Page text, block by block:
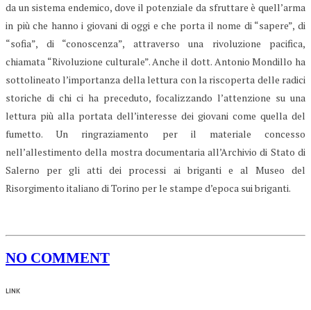
da un sistema endemico, dove il potenziale da sfruttare è quell’arma
in più che hanno i giovani di oggi e che porta il nome di “sapere”, di
“sofia”, di “conoscenza”, attraverso una rivoluzione pacifica,
chiamata “Rivoluzione culturale”. Anche il dott. Antonio Mondillo ha
sottolineato l’importanza della lettura con la riscoperta delle radici
storiche di chi ci ha preceduto, focalizzando l’attenzione su una
lettura più alla portata dell’interesse dei giovani come quella del
fumetto. Un ringraziamento per il materiale concesso
nell’allestimento della mostra documentaria all’Archivio di Stato di
Salerno per gli atti dei processi ai briganti e al Museo del
Risorgimento italiano di Torino per le stampe d’epoca sui briganti.
NO COMMENT
LINK